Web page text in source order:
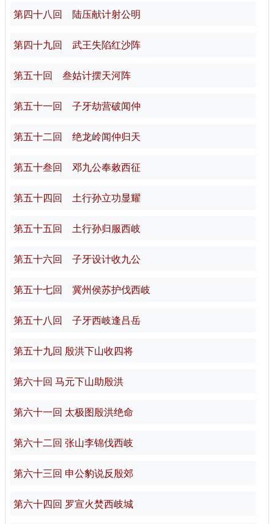
第四十八回 陆压献计射公明
第四十九回 武王失陷红沙阵
第五十回 叁姑计摆天河阵
第五十一回 子牙劫营破闻仲
第五十二回 绝龙岭闻仲归天
第五十叁回 邓九公奉敕西征
第五十四回 土行孙立功显耀
第五十五回 土行孙归服西岐
第五十六回 子牙设计收九公
第五十七回 冀州侯苏护伐西岐
第五十八回 子牙西岐逢吕岳
第五十九回 殷洪下山收四将
第六十回 马元下山助殷洪
第六十一回 太极图殷洪绝命
第六十二回 张山李锦伐西岐
第六十三回 申公豹说反殷郊
第六十四回 罗宣火焚西岐城